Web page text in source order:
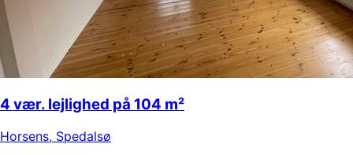
4 vær. lejlighed på 104 m²
Horsens, Spedalsø